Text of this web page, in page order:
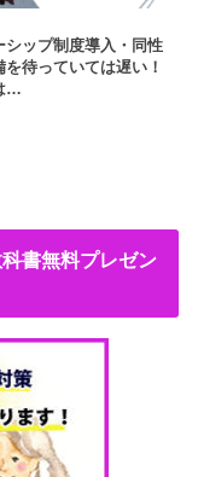
シップ制度導入・同性
待っていては遅い！
…
書無料プレゼン